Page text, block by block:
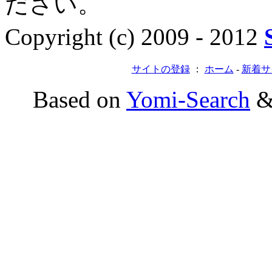
Copyright (c) 2009 - 2012
サイトの登録： ホーム - 新着
Based on Yomi-Search